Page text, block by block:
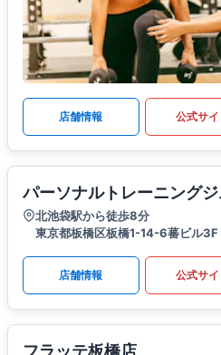
店舗情報 公式サイ
パーソナルトレーニング
北池袋駅から徒歩8分
東京都板橋区板橋1-14-6蕃ビル3F
店舗情報 公式サイ